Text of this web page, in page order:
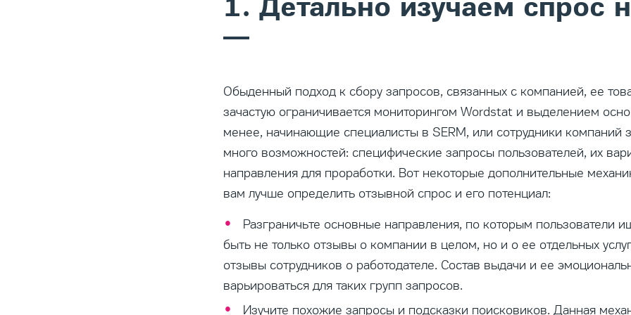
Обыденный подход к сбору запросов, связанных с компанией, ее
зачастую ограничивается мониторингом Wordstat и выделением
менее, начинающие специалисты в SERM, или сотрудники компаний
много возможностей: специфические запросы пользователей, их
направления для проработки. Вот некоторые дополнительные
вам лучше определить отзывной спрос и его потенциал:
Разграничьте основные направления, по которым пользователи
быть не только отзывы о компании в целом, но и о ее отдельных
отзывы сотрудников о работодателе. Состав выдачи и ее
варьироваться для таких групп запросов.
Изучите похожие запросы и подсказки поисковиков. Данная